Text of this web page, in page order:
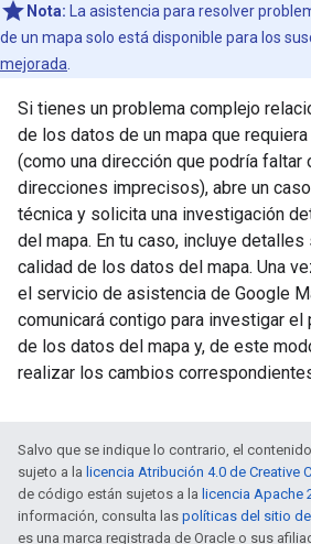
Nota: La asistencia para resolver
de un mapa solo está disponible para los
mejorada
Si tienes un problema complejo
de los datos de un mapa que
(como una dirección que podría faltar
direcciones imprecisos), abre un
técnica y solicita una investigación
del mapa. En tu caso, incluye
calidad de los datos del mapa. Una
el servicio de asistencia de Google
comunicará contigo para investigar el
de los datos del mapa y, de este
realizar los cambios
Salvo que se indique lo contrario, el
sujeto a la licencia Atribución 4.0 de Creative
de código están sujetos a la licencia Apache
información, consulta las políticas del sitio
es una marca registrada de Oracle o sus